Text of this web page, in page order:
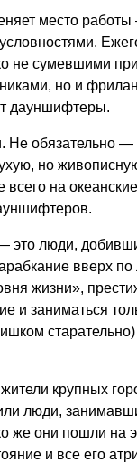
место
не сумевшими
но и
дауншифтеры.
Не обязательно
но
всего на
это люди,
вверх по
жизни»,
и заниматься
крупных
люди,
же они пошли на
и все его